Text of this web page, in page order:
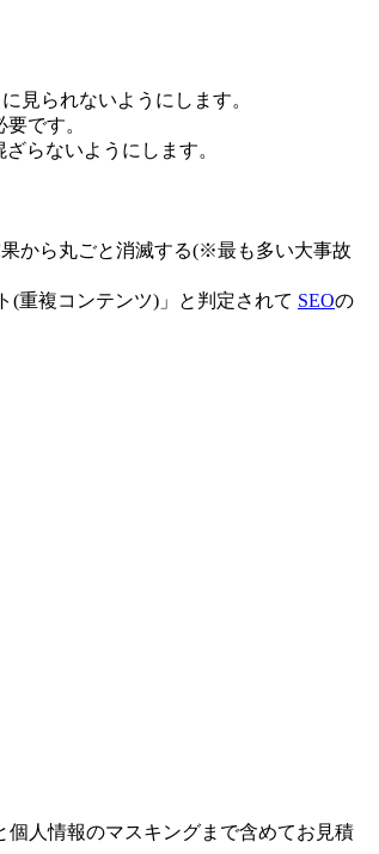
見られないようにします。
です。
らないようにします。
果から丸ごと消滅する(※最も多い大事故
(重複コンテンツ)」と判定されて SEOの
個人情報のマスキングまで含めてお見積